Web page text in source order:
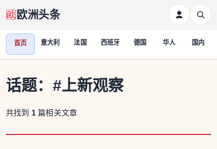
欧洲头条
首页 意大利 法国 西班牙 德国 华人 国内
话题： #上新观察
共找到 1 篇相关文章